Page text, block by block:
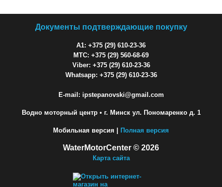
Документы подтверждающие покупку
A1: +375 (29) 610-23-36
МТС: +375 (29) 560-68-69
Viber: +375 (29) 610-23-36
Whatsapp: +375 (29) 610-23-36
E-mail: ipstepanovski@gmail.com
Водно моторный центр• г. Минск ул. Пономаренко д. 1
Мобильная версия | Полная версия
WaterMotorCenter © 2026
Карта сайта